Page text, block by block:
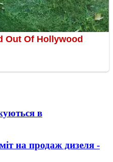
в
на продаж дизеля -